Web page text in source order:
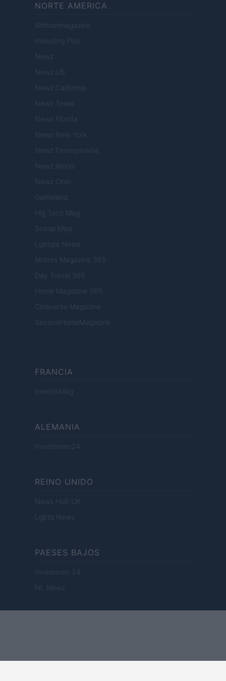
NORTE AMERICA
Womanmagazine
Investing Plus
Newz
Newz US
Newz California
Newz Texas
Newz Florida
Newz New York
Newz Pennsylvania
Newz Illinois
Newz Ohio
Gameland
Hig Tech Mag
Scoop Mag
Lgbtqia News
Motors Magazine 365
Day Travel 365
Home Magazine 365
Cineverse Magazine
SecondHomeMagazine
FRANCIA
InvestirMag
ALEMANIA
Investieren24
REINO UNIDO
News Hub UK
Lgbtq News
PAESES BAJOS
Investeren 24
NL Newz